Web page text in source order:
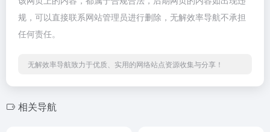
规，可以直接联系网站管理员进行删除，无解效率导航不承担
任何责任。
无解效率导航致力于优质、实用的网络站点资源收集与分享！
相关导航